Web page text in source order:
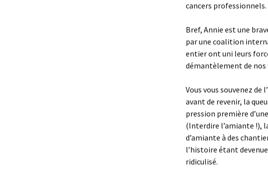
cancers professionnels.
Bref, Annie est une
par une coalition
entier ont uni leurs
démantèlement de
Vous vous souvenez de
avant de revenir, la
pression première
(Interdire l’amiante !),
d’amiante à des
l’histoire étant
ridiculisé.